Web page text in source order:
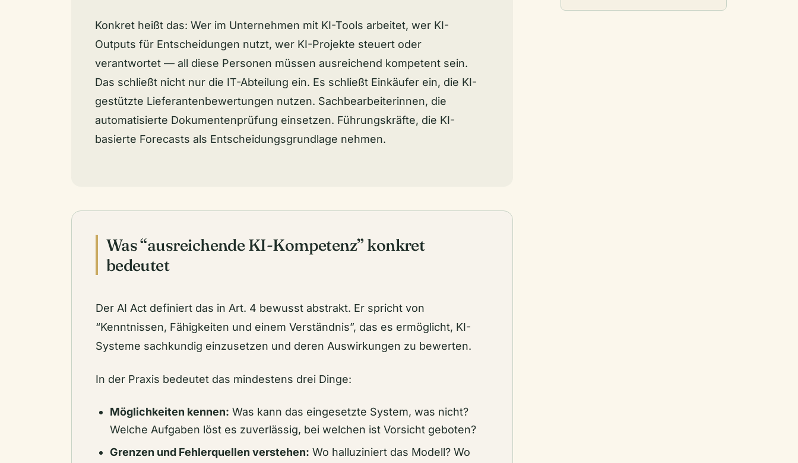
Konkret heißt das: Wer im Unternehmen mit KI-Tools arbeitet, wer KI-
Outputs für Entscheidungen nutzt, wer KI-Projekte steuert oder
verantwortet — all diese Personen müssen ausreichend kompetent sein.
Das schließt nicht nur die IT-Abteilung ein. Es schließt Einkäufer ein, die KI-
gestützte Lieferantenbewertungen nutzen. Sachbearbeiterinnen, die
automatisierte Dokumentenprüfung einsetzen. Führungskräfte, die KI-
basierte Forecasts als Entscheidungsgrundlage nehmen.
Was “ausreichende KI-Kompetenz” konkret
bedeutet
Der AI Act definiert das in Art. 4 bewusst abstrakt. Er spricht von
“Kenntnissen, Fähigkeiten und einem Verständnis”, das es ermöglicht, KI-
Systeme sachkundig einzusetzen und deren Auswirkungen zu bewerten.
In der Praxis bedeutet das mindestens drei Dinge:
Möglichkeiten kennen: Was kann das eingesetzte System, was nicht?
Welche Aufgaben löst es zuverlässig, bei welchen ist Vorsicht geboten?
Grenzen und Fehlerquellen verstehen: Wo halluziniert das Modell? Wo